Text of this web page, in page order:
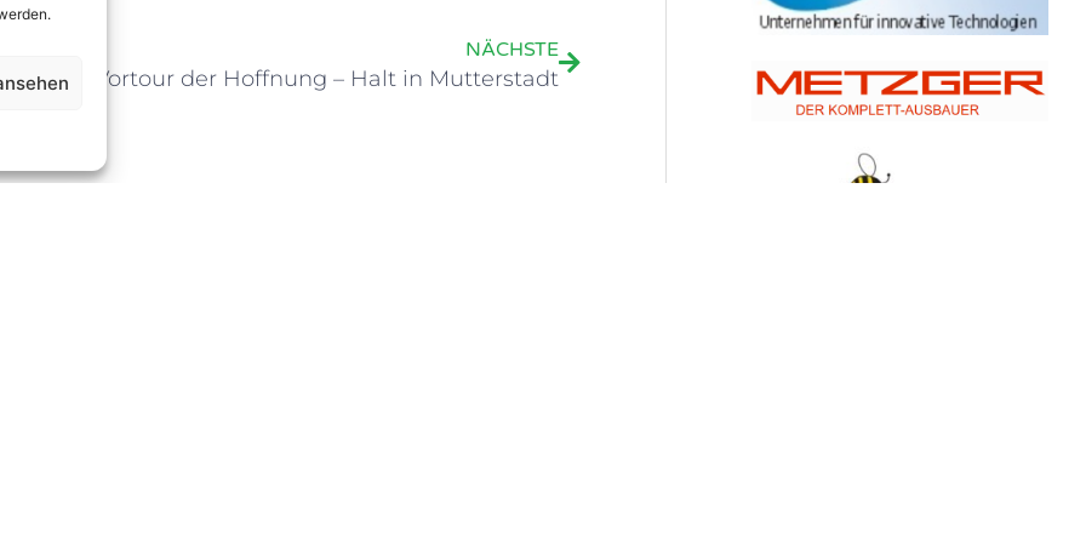
NÄCHSTE
Vortour der Hoffnung – Halt in Mutterstadt